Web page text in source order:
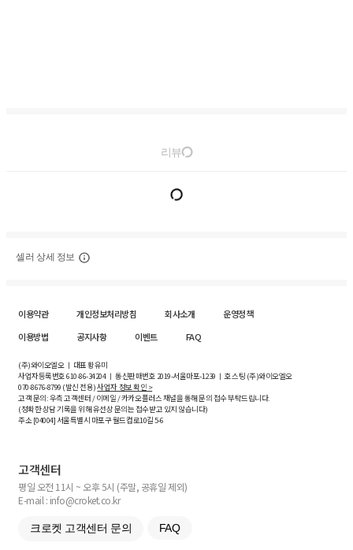
리뷰
셀러 상세 정보
이용약관 개인정보처리방침 회사소개
운영정책
이용방법
공지사항 이벤트 FAQ
(주)와이오엘오 ㅣ 대표 황유미
사업자등록번호610-86-34204ㅣ 통신판매번호 2019-서울마포-1239 ㅣ 호스팅 (주)와이오엘오
070-8676-8799 (발신 전용)사업자 정보 확인 >
고객 문의: 우측 고객센터 / 이메일 / 카카오플러스 채널을 통해 문의 접수 부탁드립니다.
(정확한 상담 기록을 위해 유선상 문의는 접수받고 있지 않습니다)
주소 [04004] 서울특별시 마포구 월드컵로10길5-6
고객센터
평일 오전 11시 ~ 오후 5시 (주말, 공휴일 제외)
E-mail : info@croket.co.kr
크로켓 고객센터 문의 FAQ